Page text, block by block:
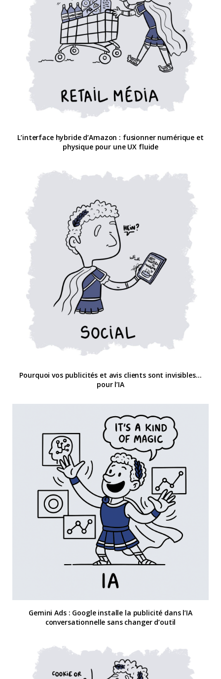
L’interface hybride d’Amazon : fusionner numérique et
physique pour une UX fluide
Pourquoi vos publicités et avis clients sont invisibles…
pour l’IA
Gemini Ads : Google installe la publicité dans l’IA
conversationnelle sans changer d’outil